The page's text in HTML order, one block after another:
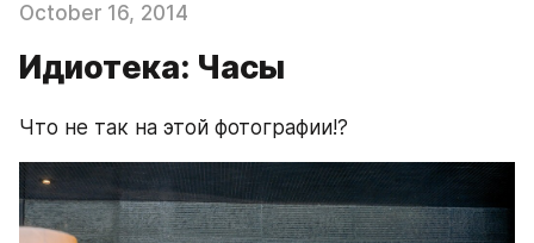
October 16, 2014
Идиотека: Часы
Что не так на этой фотографии!?